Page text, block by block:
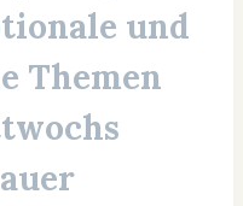
und
Themen